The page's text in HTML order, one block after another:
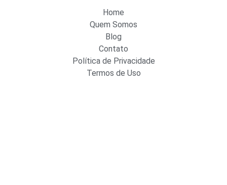
Home
Quem Somos
Blog
Contato
Política de Privacidade
Termos de Uso